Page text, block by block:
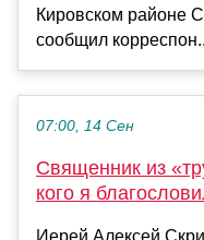
Кировском районе
сообщил
07:00, 14 Сен
Священник из
кого я
Иерей Алексей